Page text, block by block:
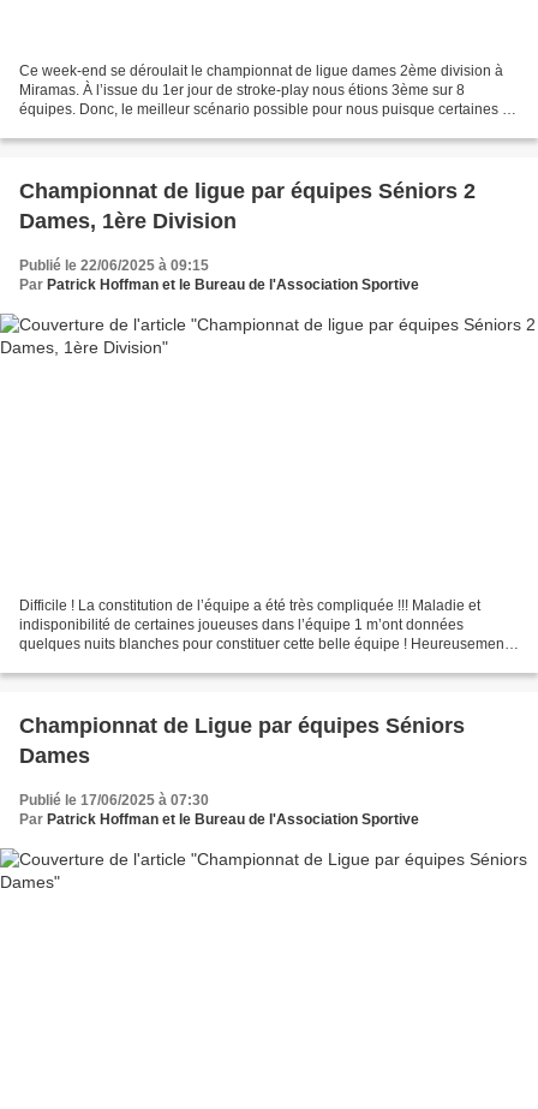
Ce week-end se déroulait le championnat de ligue dames 2ème division à
Miramas. À l’issue du 1er jour de stroke-play nous étions 3ème sur 8
équipes. Donc, le meilleur scénario possible pour nous puisque certaines de
Championnat de ligue par équipes Séniors 2
Dames, 1ère Division
Publié le 22/06/2025 à 09:15
Par Patrick Hoffman et le Bureau de l'Association Sportive
Difficile ! La constitution de l’équipe a été très compliquée !!! Maladie et
indisponibilité de certaines joueuses dans l’équipe 1 m’ont données
quelques nuits blanches pour constituer cette belle équipe ! Heureusement,
Championnat de Ligue par équipes Séniors
Dames
Publié le 17/06/2025 à 07:30
Par Patrick Hoffman et le Bureau de l'Association Sportive